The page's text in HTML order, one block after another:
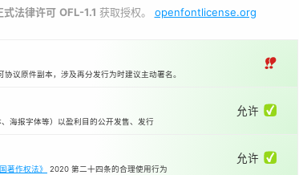
式法律许可 OFL-1.1 获取授权。 openfontlicense.org
议原件副本，涉及再分发行为时建议主动署名。
‼
海报字体等）以盈利目的公开发售、发行
允许 ✅
著作权法》 2020 第二十四条的合理使用行为
允许 ✅